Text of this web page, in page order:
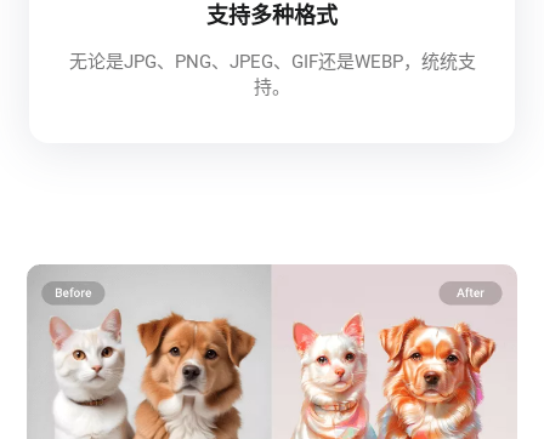
支持多种格式
无论是JPG、PNG、JPEG、GIF还是WEBP，统统支
持。